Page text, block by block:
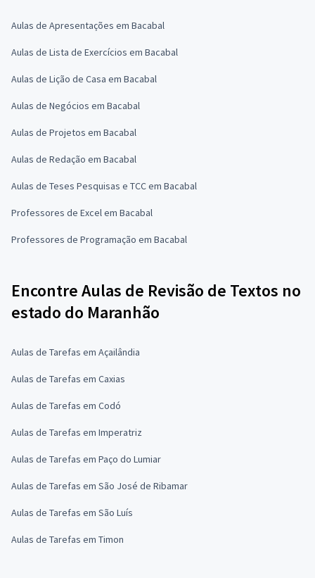
Aulas de Apresentações em Bacabal
Aulas de Lista de Exercícios em Bacabal
Aulas de Lição de Casa em Bacabal
Aulas de Negócios em Bacabal
Aulas de Projetos em Bacabal
Aulas de Redação em Bacabal
Aulas de Teses Pesquisas e TCC em Bacabal
Professores de Excel em Bacabal
Professores de Programação em Bacabal
Encontre Aulas de Revisão de Textos no
estado do Maranhão
Aulas de Tarefas em Açailândia
Aulas de Tarefas em Caxias
Aulas de Tarefas em Codó
Aulas de Tarefas em Imperatriz
Aulas de Tarefas em Paço do Lumiar
Aulas de Tarefas em São José de Ribamar
Aulas de Tarefas em São Luís
Aulas de Tarefas em Timon